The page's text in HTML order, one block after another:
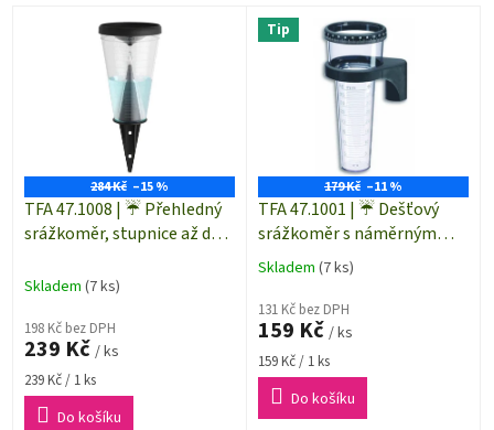
284 Kč –15 %
TFA 47.1008 | ☔ Přehledný
srážkoměr, stupnice až do
Skladem (7 ks)
198 Kč bez DPH
239 Kč / ks
Měrná
cena:
239 Kč / 1 ks
Do košíku
Tip
179 Kč –11 %
TFA 47.1001 | ☔ Dešťový
srážkoměr s náměrným
kruhem
Průměrné
produktu
je
5,0
z
hvězdiček.
Skladem (7 ks)
131 Kč bez DPH
159 Kč / ks
Měrná
cena:
159 Kč / 1 ks
Do košíku